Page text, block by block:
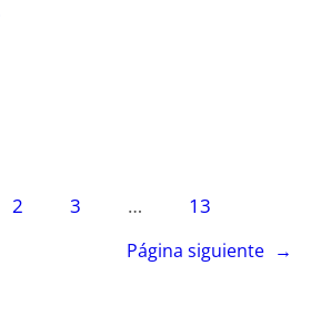
2 3 … 13
Página siguiente →